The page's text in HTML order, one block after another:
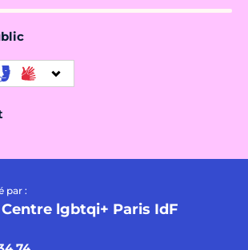
par :
lgbtqi+ Paris IdF